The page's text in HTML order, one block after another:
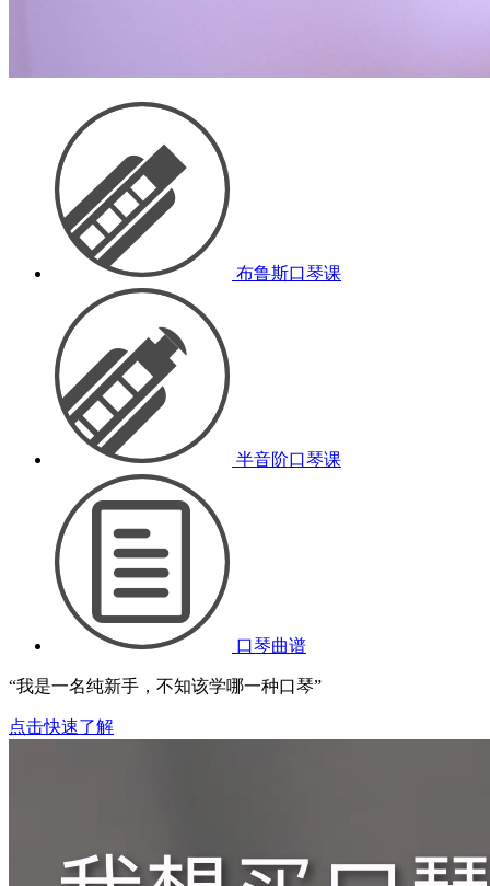
布鲁斯口琴课
半音阶口琴课
口琴曲谱
“我是一名纯新手，不知该学哪一种口琴”
点击快速了解